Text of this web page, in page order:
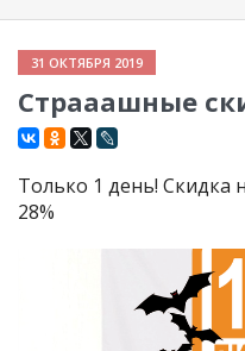
31 ОКТЯБРЯ 2019
Страаашные
Только 1 день!
28%